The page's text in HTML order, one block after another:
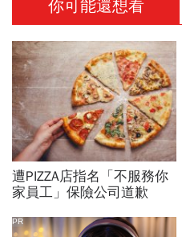
你可能還想看
遭PIZZA店指名「不服務你
家員工」保險公司道歉
PR